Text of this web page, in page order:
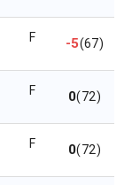
F -5(67)
F 0(72)
F 0(72)